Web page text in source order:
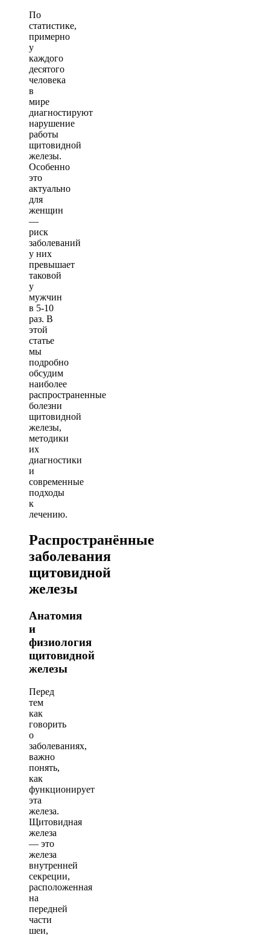
По
статистике,
примерно
у
каждого
десятого
человека
в
мире
диагностируют
нарушение
работы
щитовидной
железы.
Особенно
это
актуально
для
женщин
—
риск
заболеваний
у них
превышает
таковой
у
мужчин
в 5-10
раз. В
этой
статье
мы
подробно
обсудим
наиболее
распространенные
болезни
щитовидной
железы,
методики
их
диагностики
и
современные
подходы
к
лечению.
Распространённые
заболевания
щитовидной
железы
Анатомия
и
физиология
щитовидной
железы
Перед
тем
как
говорить
о
заболеваниях,
важно
понять,
как
функционирует
эта
железа.
Щитовидная
железа
— это
железа
внутренней
секреции,
расположенная
на
передней
части
шеи,